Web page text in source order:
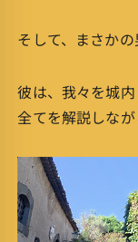
そして、まさかの
彼は、我々を城
全てを解説しなが